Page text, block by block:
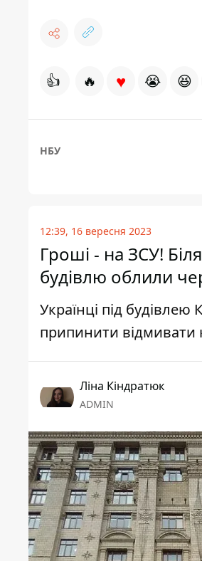
👍 🔥 ♥ 😭 😆
НБУ
12:39, 16 вересня 2023
Гроші - на ЗСУ!
будівлю облили
Українці під будівлею
припинити відмивати
Ліна Кіндратюк
ADMIN